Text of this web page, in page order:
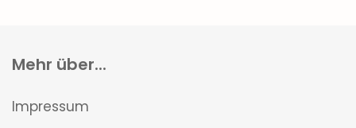
Mehr über...
Impressum